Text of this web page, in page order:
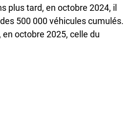
plus tard, en octobre 2024, il
500 000 véhicules cumulés.
en octobre 2025, celle du